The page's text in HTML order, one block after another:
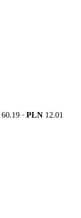
60.19 · PLN 12.01